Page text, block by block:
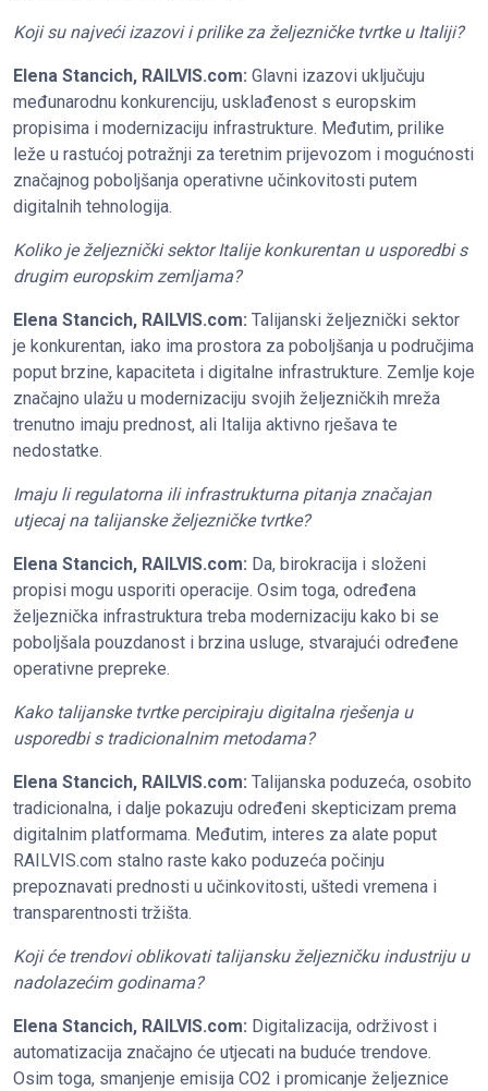
Koji su najveći izazovi i prilike za željezničke tvrtke u Italiji?
Elena Stancich, RAILVIS.com: Glavni izazovi uključuju
međunarodnu konkurenciju, usklađenost s europskim
propisima i modernizaciju infrastrukture. Međutim, prilike
leže u rastućoj potražnji za teretnim prijevozom i mogućnosti
značajnog poboljšanja operativne učinkovitosti putem
digitalnih tehnologija.
Koliko je željeznički sektor Italije konkurentan u usporedbi s
drugim europskim zemljama?
Elena Stancich, RAILVIS.com: Talijanski željeznički sektor
je konkurentan, iako ima prostora za poboljšanja u područjima
poput brzine, kapaciteta i digitalne infrastrukture. Zemlje koje
značajno ulažu u modernizaciju svojih željezničkih mreža
trenutno imaju prednost, ali Italija aktivno rješava te
nedostatke.
Imaju li regulatorna ili infrastrukturna pitanja značajan
utjecaj na talijanske željezničke tvrtke?
Elena Stancich, RAILVIS.com: Da, birokracija i složeni
propisi mogu usporiti operacije. Osim toga, određena
željeznička infrastruktura treba modernizaciju kako bi se
poboljšala pouzdanost i brzina usluge, stvarajući određene
operativne prepreke.
Kako talijanske tvrtke percipiraju digitalna rješenja u
usporedbi s tradicionalnim metodama?
Elena Stancich, RAILVIS.com: Talijanska poduzeća, osobito
tradicionalna, i dalje pokazuju određeni skepticizam prema
digitalnim platformama. Međutim, interes za alate poput
RAILVIS.com stalno raste kako poduzeća počinju
prepoznavati prednosti u učinkovitosti, uštedi vremena i
transparentnosti tržišta.
Koji će trendovi oblikovati talijansku željezničku industriju u
nadolazećim godinama?
Elena Stancich, RAILVIS.com: Digitalizacija, održivost i
automatizacija značajno će utjecati na buduće trendove.
Osim toga, smanjenje emisija CO2 i promicanje željeznice